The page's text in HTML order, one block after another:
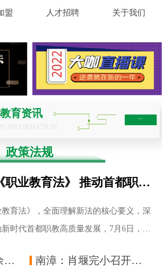
盟 人才招聘 关于我们
教育资讯 more+
政策法规
[置顶]学习新修订《职业教育法》 推动首都职教高质量发展——市教委组织新修订《职业教育法》会前学习
育法》，全面理解新法的核心要义，深
时代首都职教高质量发展，7月6日，市
南漳：肖堰完小召开线上教学工作安排部署会